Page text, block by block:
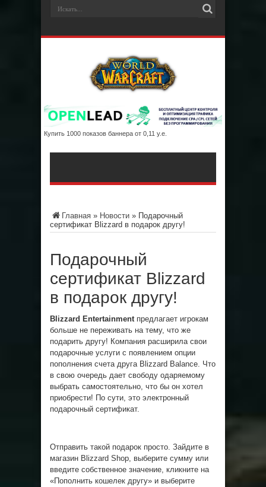
Купить 1000 показов баннера от 0,11 у.е.
Главная » Новости » Подарочный
сертификат Blizzard в подарок другу!
Подарочный
сертификат Blizzard
в подарок другу!
Blizzard Entertainmentпредлагает игрокам
больше не переживать на тему, что же
подарить другу! Компания расширила свои
подарочные услуги с появлением опции
пополнения счета друга Blizzard Balance. Что
в свою очередь дает свободу одаряемому
выбрать самостоятельно, что бы он хотел
приобрести! По сути, это электронный
подарочный сертификат.
Отправить такой подарок просто. Зайдите в
магазин Blizzard Shop, выберите сумму или
введите собственное значение, кликните на
«Пополнить кошелек другу» и выберите